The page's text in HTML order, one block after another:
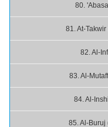
80.
81. At-
82. Al-
83. Al-
84. Al-
85. Al-Buruj